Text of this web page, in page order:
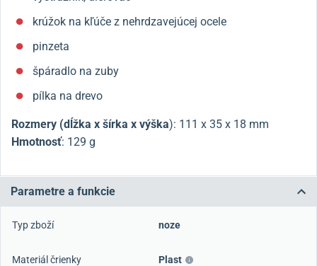
krúžok na kľúče z nehrdzavejúcej ocele
pinzeta
špáradlo na zuby
pílka na drevo
Rozmery (dĺžka x šírka x výška): 111 x 35 x 18 mm
Hmotnosť: 129 g
Parametre a funkcie
Typ zboží noze
Materiál črienky
Plast